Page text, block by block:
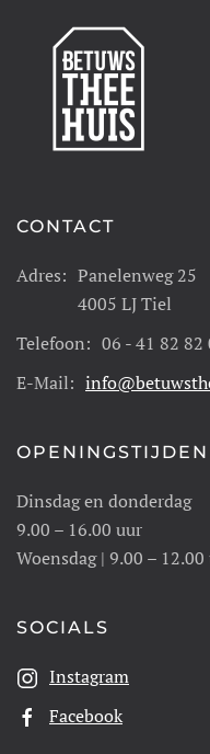
CONTACT
Adres: Panelenweg 25
4005 LJ Tiel
Telefoon: 06 - 41 82 82
E-Mail:
OPENINGSTIJDEN
Dinsdag en donderdag
9.00 – 16.00 uur
Woensdag | 9.00 –
SOCIALS
Instagram
Facebook